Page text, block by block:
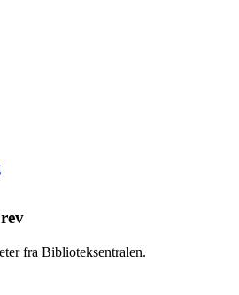
fra Biblioteksentralen.